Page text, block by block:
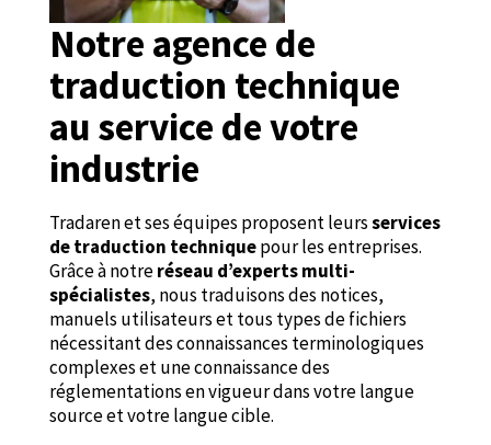
Notre agence de
traduction technique
au service de votre
industrie
Tradaren et ses équipes proposent leursservices
de traduction techniquepour les entreprises.
Grâce à notreréseau d’experts multi-
spécialistes, nous traduisons des notices,
manuels utilisateurs et tous types de fichiers
nécessitant des connaissances terminologiques
complexes et une connaissance des
réglementations en vigueur dans votre langue
source et votre langue cible.